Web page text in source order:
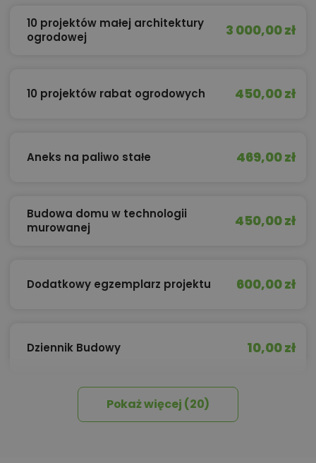
10 projektów małej architektury
ogrodowej
3 000,00 zł
10 projektów rabat ogrodowych 450,00 zł
Aneks na paliwo stałe 469,00 zł
Budowa domu w technologii
murowanej
450,00 zł
Dodatkowy egzemplarz projektu 600,00 zł
Dziennik Budowy 10,00 zł
Egzemplarz archiwalnyPokaż więcej (20)